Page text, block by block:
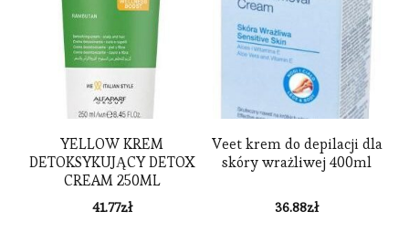
YELLOW KREM
DETOKSYKUJĄCY DETOX
CREAM 250ML
41.77zł
Veet krem do depilacji dla
skóry wrażliwej 400ml
36.88zł